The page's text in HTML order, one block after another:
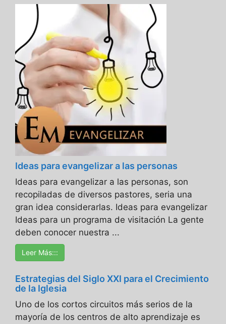
Ideas para evangelizar a las personas
Ideas para evangelizar a las personas, son
recopiladas de diversos pastores, seria una
gran idea considerarlas. Ideas para evangelizar
Ideas para un programa de visitación La gente
deben conocer nuestra ...
Leer Más:::
Estrategias del Siglo XXI para el Crecimiento
de la Iglesia
Uno de los cortos circuitos más serios de la
mayoría de los centros de alto aprendizaje es